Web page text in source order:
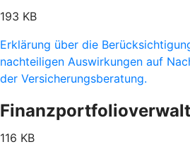
193 KB
Erklärung über die
nachteiligen Auswirkungen auf
der Versicherungsberatung.
116 KB